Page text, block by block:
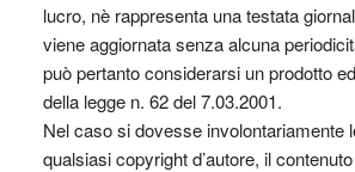
lucro, nè rappresenta una testata
viene aggiornata senza alcuna
può pertanto considerarsi un prodotto
della legge n. 62 del 7.03.2001.
Nel caso si dovesse involontariamente
qualsiasi copyright d’autore, il